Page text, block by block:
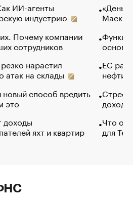
ИИ-агенты
индустрию
Почему компании
сотрудников
нарастил
атак на склады
способ вредить
это
доходы
яхт и квартир
Маск в
основ
ЕС
нефти
Что
для